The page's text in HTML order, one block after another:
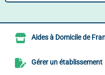
Aides à Domicile de
Gérer un établissement